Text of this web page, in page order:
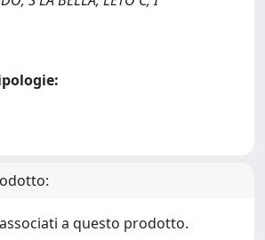
a questo prodotto.